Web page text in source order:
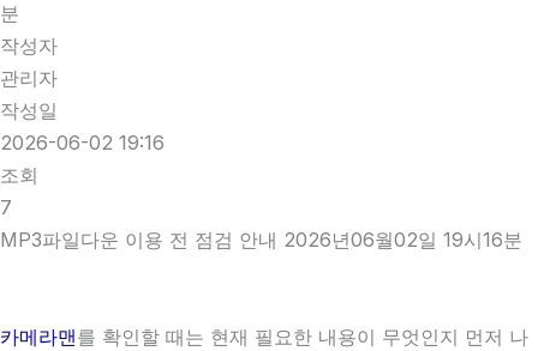
분
작성자
관리자
작성일
2026-06-02 19:16
조회
7
MP3파일다운 이용 전 점검 안내 2026년06월02일 19시16분
카메라맨를 확인할 때는 현재 필요한 내용이 무엇인지 먼저 나